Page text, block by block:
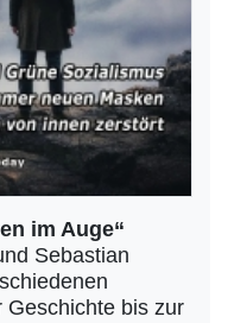
im Auge“
Sebastian
Geschichte bis zur